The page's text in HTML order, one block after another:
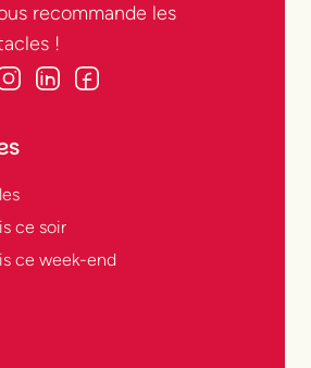
recommande les
!
ce soir
ce week-end